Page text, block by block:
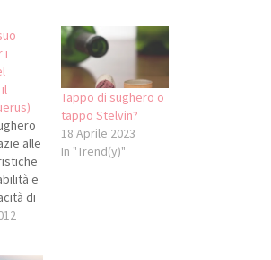
i
alle
e
di
Tappo di sughero o
tappo Stelvin?
18 Aprile 2023
In "Trend(y)"